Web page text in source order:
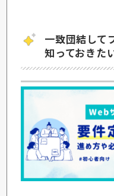
一致団結して
知っておきた